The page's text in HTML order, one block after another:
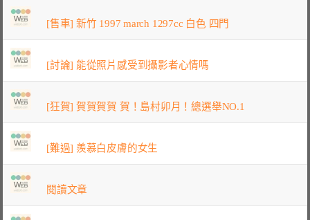
[售車] 新竹 1997 march 1297cc 白色 四門
[討論] 能從照片感受到攝影者心情嗎
[狂賀] 賀賀賀賀 賀！島村卯月！總選舉NO.1
[難過] 羨慕白皮膚的女生
閱讀文章